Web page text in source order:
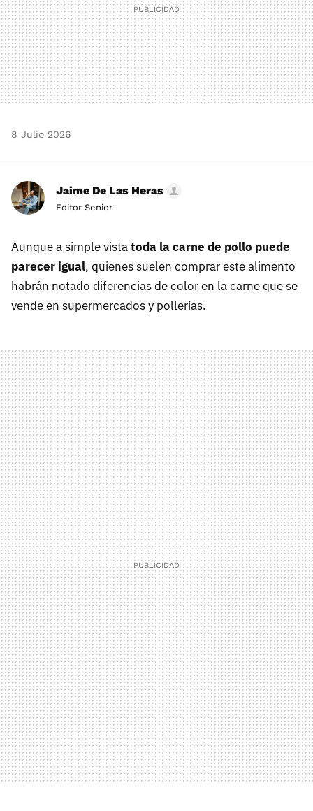
8 Julio 2026
Jaime De Las Heras
Editor Senior
Aunque a simple vistatoda la carne de pollo puede
parecer igual, quienes suelen comprar este alimento
habrán notado diferencias de color en la carne que se
vende en supermercados y pollerías.